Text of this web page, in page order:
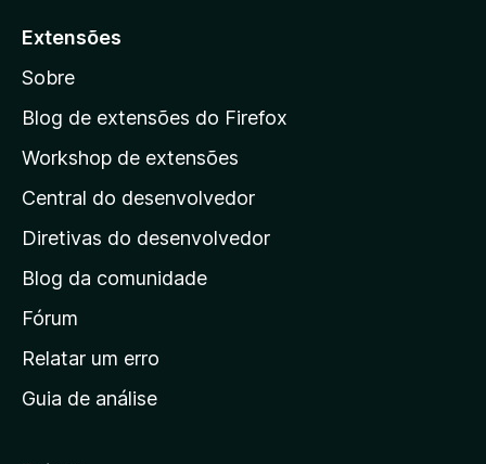
a
a
a
á
g
i
a
i
n
c
Extensões
Sobre
Blog de extensões do Firefox
Workshop de extensões
Central do desenvolvedor
Diretivas do desenvolvedor
Blog da comunidade
Fórum
Relatar um erro
Guia de análise